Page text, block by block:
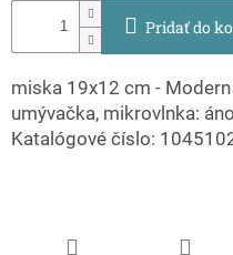
Pridať do
miska 19x12 cm -
umývačka, mikrovlnka: áno
Katalógové číslo: